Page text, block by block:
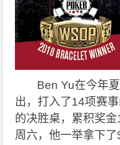
Ben Yu在今年
出，打入了14项赛
的决胜桌，累积奖
周六，他一举拿下